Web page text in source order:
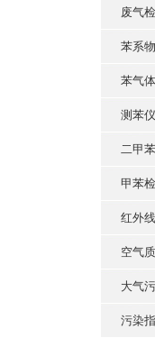
废气
苯系
苯气
测苯仪
二甲
甲苯
红外
空气
大气
污染